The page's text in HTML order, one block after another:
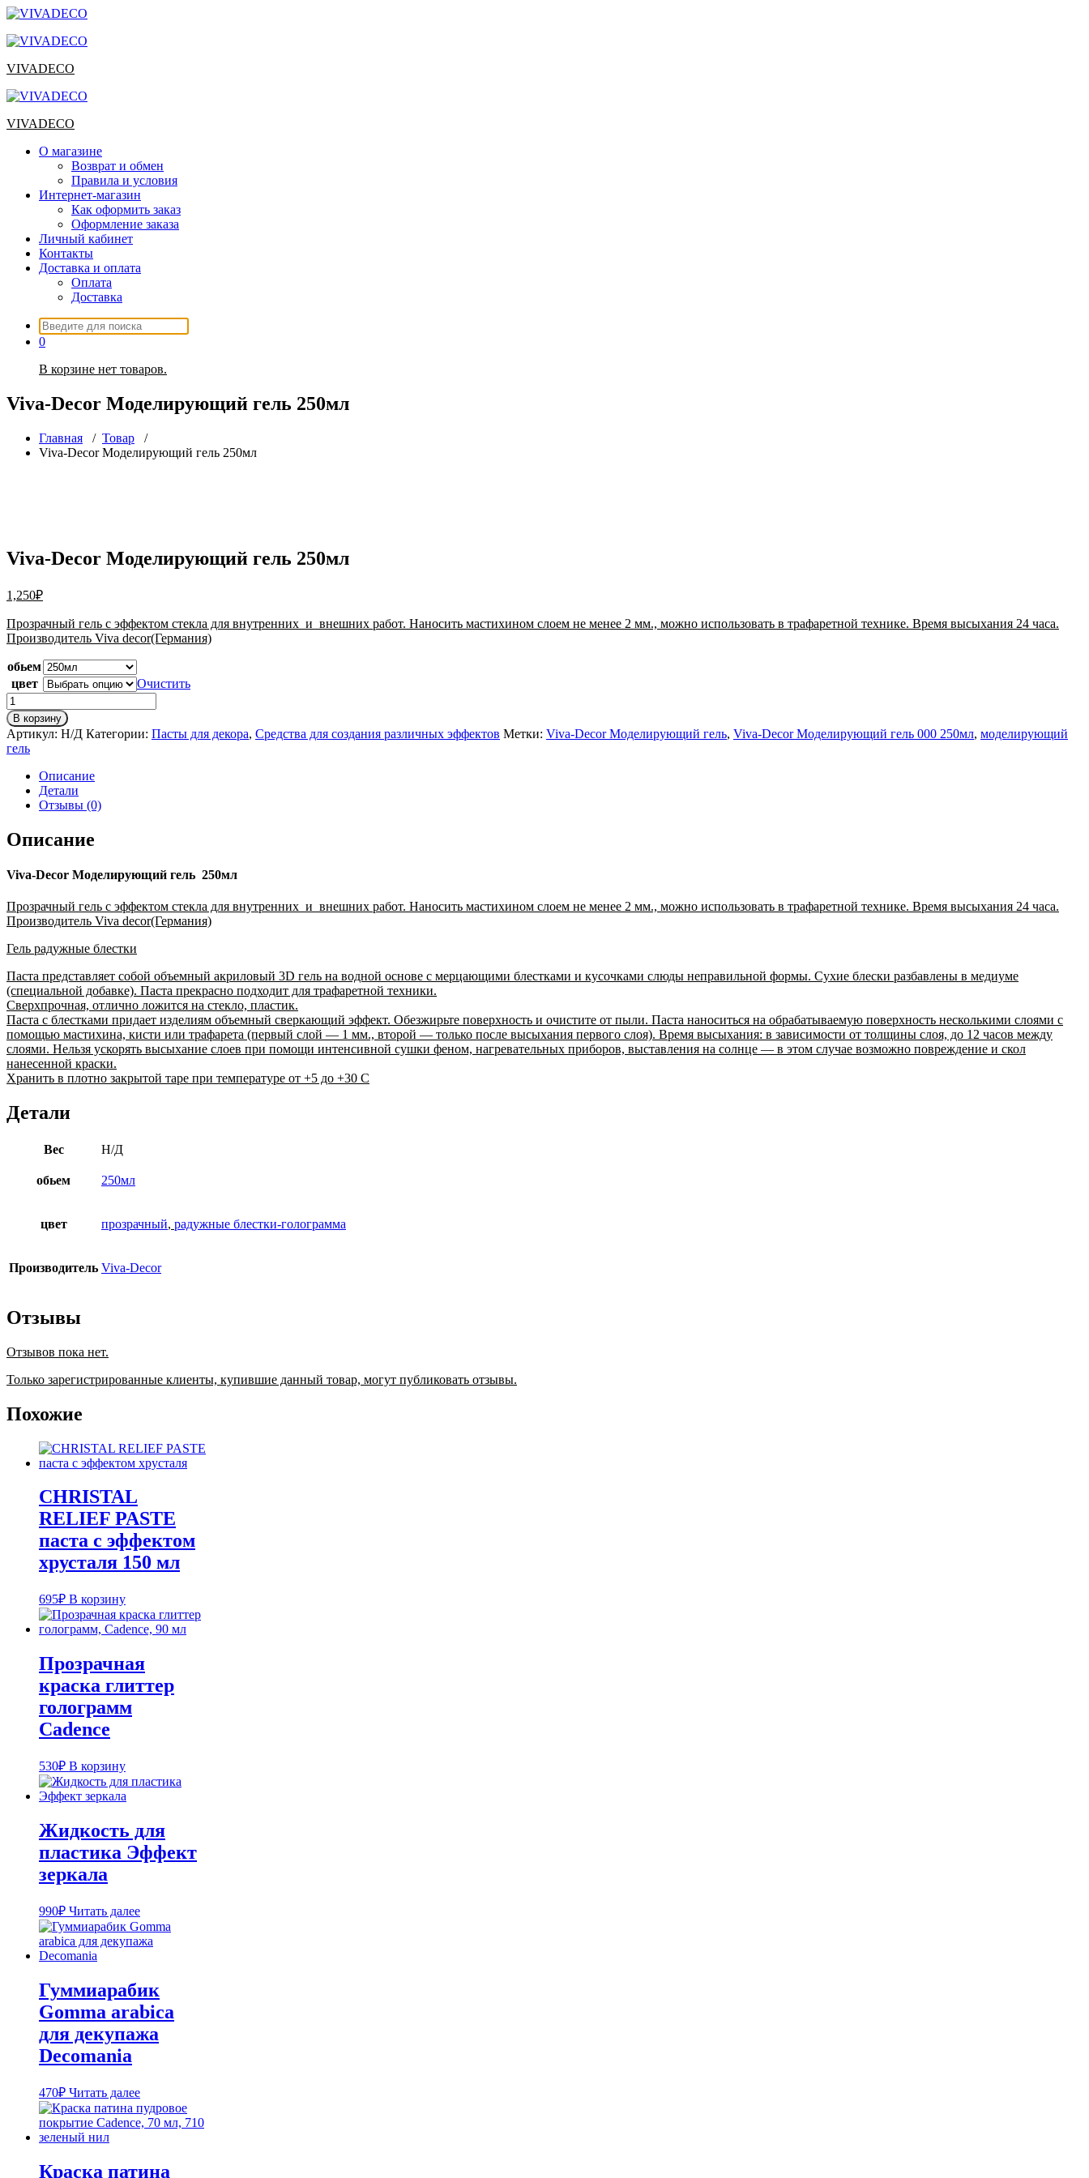
Перейти
содержимому
VIVADECO
VIVADECO
О магазине
Возврат и обмен
Правила и условия
Интернет-магазин
Как оформить заказ
Оформление заказа
Личный кабинет
Контакты
Доставка и оплата
Оплата
Доставка
Искать:
0
В корзине нет товаров.
Viva-Decor Моделирующий гель 250мл
Главная / Товар /
Viva-Decor Моделирующий гель 250мл
Viva-Decor Моделирующий гель 250мл
1,250₽
Прозрачный гель с эффектом стекла для внутренних и внешних работ. Наносить мастихином слоем не менее 2 мм., можно использовать в трафаретной технике. Время высыхания 24 часа.
Производитель Viva decor(Германия)
обьем
цвет
Очистить
Количество
товара
Viva-
Decor
Моделирующий
гель
250мл
В корзину
Артикул: Н/Д Категории: Пасты для декора, Средства для создания различных эффектов Метки: Viva-Decor Моделирующий гель, Viva-Decor Моделирующий гель 000 250мл, моделирующий
гель
Описание
Детали
Отзывы (0)
Описание
Viva-Decor Моделирующий гель 250мл
Прозрачный гель с эффектом стекла для внутренних и внешних работ. Наносить мастихином слоем не менее 2 мм., можно использовать в трафаретной технике. Время высыхания 24 часа.
Производитель Viva decor(Германия)
Гель радужные блестки
Паста представляет собой объемный акриловый 3D гель на водной основе с мерцающими блестками и кусочками слюды неправильной формы. Сухие блески разбавлены в медиуме
(специальной добавке). Паста прекрасно подходит для трафаретной техники.
Сверхпрочная, отлично ложится на стекло, пластик.
Паста с блестками придает изделиям объемный сверкающий эффект. Обезжирьте поверхность и очистите от пыли. Паста наноситься на обрабатываемую поверхность несколькими слоями с
помощью мастихина, кисти или трафарета (первый слой — 1 мм., второй — только после высыхания первого слоя). Время высыхания: в зависимости от толщины слоя, до 12 часов между
слоями. Нельзя ускорять высыхание слоев при помощи интенсивной сушки феном, нагревательных приборов, выставления на солнце — в этом случае возможно повреждение и скол
нанесенной краски.
Хранить в плотно закрытой таре при температуре от +5 до +30 С
Детали
Вес Н/Д
обьем 250мл
цвет прозрачный, радужные блестки-голограмма
Производитель Viva-Decor
Отзывы
Отзывов пока нет.
Только зарегистрированные клиенты, купившие данный товар, могут публиковать отзывы.
Похожие
CHRISTAL
RELIEF PASTE
паста с эффектом
хрусталя 150 мл
695₽ В корзину
Прозрачная
краска глиттер
голограмм
Cadence
530₽ В корзину
Жидкость для
пластика Эффект
зеркала
990₽ Читать далее
Гуммиарабик
Gomma arabica
для декупажа
Decomania
470₽ Читать далее
Краска патина